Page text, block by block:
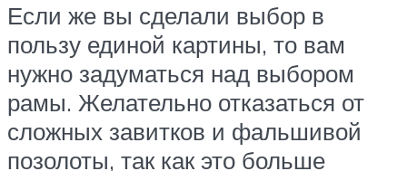
Если же вы сделали выбор в
пользу единой картины, то вам
нужно задуматься над выбором
рамы. Желательно отказаться от
сложных завитков и фальшивой
позолоты, так как это больше